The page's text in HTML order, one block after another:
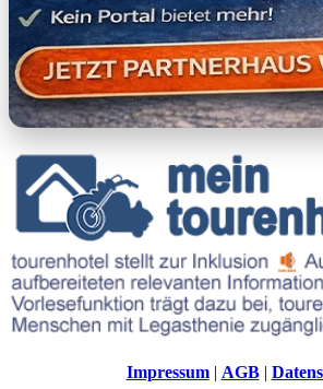
Impressum| AGB|